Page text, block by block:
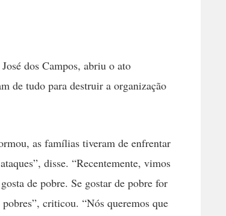
dos Campos, abriu o ato
de tudo para destruir a organização
as famílias tiveram de enfrentar
disse. “Recentemente, vimos
de pobre. Se gostar de pobre for
criticou. “Nós queremos que